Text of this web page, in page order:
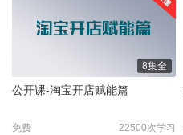
8集全
公开课-淘宝开店赋能篇
免费 22500次学习